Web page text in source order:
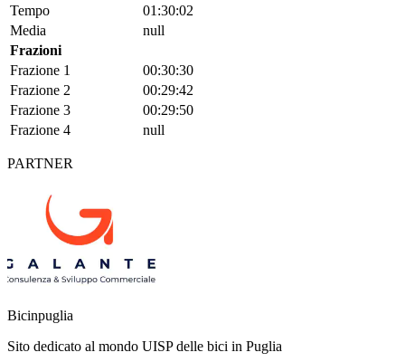
Tempo
01:30:02
Media
null
Frazioni
Frazione 1
00:30:30
Frazione 2
00:29:42
Frazione 3
00:29:50
Frazione 4
null
PARTNER
Bicinpuglia
Sito dedicato al mondo UISP delle bici in Puglia